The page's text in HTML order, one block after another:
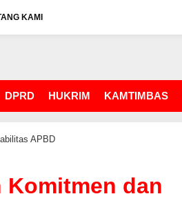
KAMI
DPRD HUKRIM KAMTIMBAS
APBD
Komitmen dan